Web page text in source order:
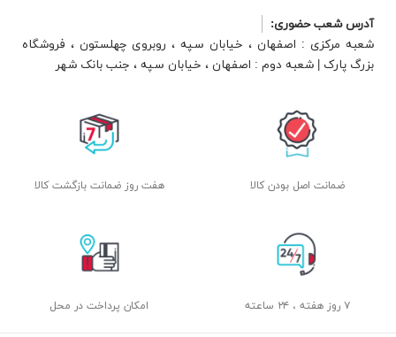
آدرس شعب حضوری:
شعبه مرکزی : اصفهان ، خیابان سپه ، روبروی چهلستون ، فروشگاه
بزرگ پارک | شعبه دوم : اصفهان ، خیابان سپه ، جنب بانک شهر
ضمانت اصل بودن کالا هفت روز ضمانت بازگشت کالا
۷ روز هفته ، ۲۴ ساعته امکان پرداخت در محل